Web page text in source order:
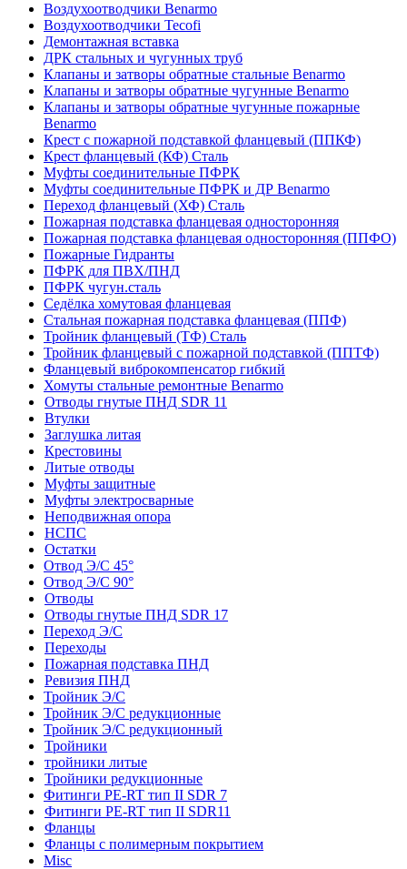
Воздухоотводчики Benarmo
Воздухоотводчики Tecofi
Демонтажная вставка
ДРК стальных и чугунных труб
Клапаны и затворы обратные стальные Benarmo
Клапаны и затворы обратные чугунные Benarmo
Клапаны и затворы обратные чугунные пожарные
Benarmo
Крест с пожарной подставкой фланцевый (ППКФ)
Крест фланцевый (КФ) Сталь
Муфты соединительные ПФРК
Муфты соединительные ПФРК и ДР Benarmo
Переход фланцевый (ХФ) Сталь
Пожарная подставка фланцевая односторонняя
Пожарная подставка фланцевая односторонняя (ППФО)
Пожарные Гидранты
ПФРК для ПВХ/ПНД
ПФРК чугун.сталь
Седёлка хомутовая фланцевая
Стальная пожарная подставка фланцевая (ППФ)
Тройник фланцевый (ТФ) Сталь
Тройник фланцевый с пожарной подставкой (ППТФ)
Фланцевый виброкомпенсатор гибкий
Хомуты стальные ремонтные Benarmo
Отводы гнутые ПНД SDR 11
Втулки
Заглушка литая
Крестовины
Литые отводы
Муфты защитные
Муфты электросварные
Неподвижная опора
НСПС
Остатки
Отвод Э/С 45°
Отвод Э/С 90°
Отводы
Отводы гнутые ПНД SDR 17
Переход Э/С
Переходы
Пожарная подставка ПНД
Ревизия ПНД
Тройник Э/С
Тройник Э/С редукционные
Тройник Э/С редукционный
Тройники
тройники литые
Тройники редукционные
Фитинги PE-RT тип II SDR 7
Фитинги PE-RT тип II SDR11
Фланцы
Фланцы с полимерным покрытием
Misc